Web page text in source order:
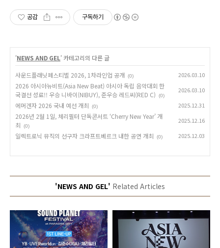
공감 구독하기
'NEWS AND GEL' 카테고리의 다른 글
사운드플래닛페스티벌 2026, 1차라인업 공개 (0) 2026.03.10
2026 아시아뉴비트(Asia New Beat) 아시아 독립 음악대회 한
국결선 성료!! 우승 니바이(NIBUY), 준우승 레드씨(RED C)
(0)
2026.03.10
에머겐자 2026 국내 예선 개최 (0) 2025.12.31
2026년 2월 1일, 체리필터 단독콘서트 ‘Cherry New Year’ 개
최
(0)
2025.12.16
일렉트로닉 뮤직의 선구자 크라프트베르크 내한 공연 개최 (0) 2025.12.03
'NEWS AND GEL' Related Articles